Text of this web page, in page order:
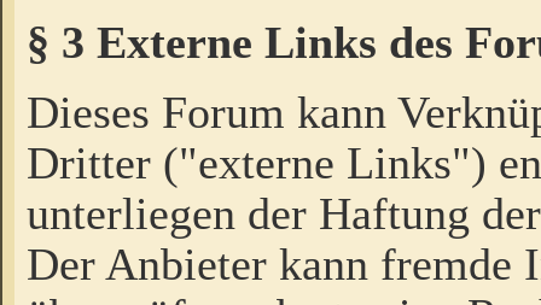
§ 3 Externe Links des
Dieses Forum kann
Dritter ("externe Links")
unterliegen der Haftung
Der Anbieter kann fremde